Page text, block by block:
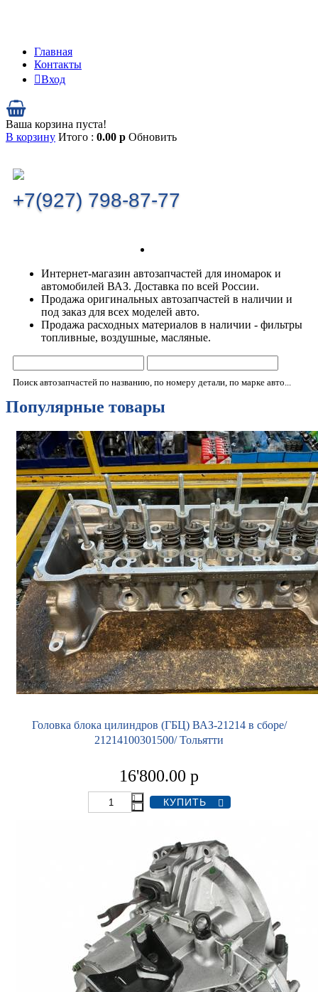
Главная
Контакты
Вход
Ваша корзина пуста!
В корзину Итого : 0.00 р Обновить
+7(927) 798-87-77
Интернет-магазин автозапчастей для иномарок и
автомобилей ВАЗ. Доставка по всей России.
Продажа оригинальных автозапчастей в наличии и
под заказ для всех моделей авто.
Продажа расходных материалов в наличии - фильтры
топливные, воздушные, масляные.
Поиск автозапчастей по названию, по номеру детали, по марке авто...
Популярные товары
Головка блока цилиндров (ГБЦ) ВАЗ-21214 в сборе/
21214100301500/ Тольятти
16'800.00 р